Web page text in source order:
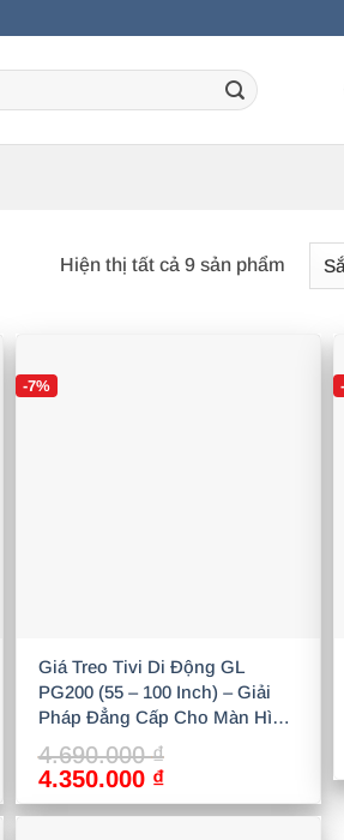
Hiện thị tất cả 9 sản phẩm
-7%
Giá Treo Tivi Di Động GL
PG200 (55 – 100 Inch) – Giải
Pháp Đẳng Cấp Cho Màn Hình
Lớn
4.690.000₫
Giá
gốc
là:
4.350.000 ₫Giá
hiện
tại